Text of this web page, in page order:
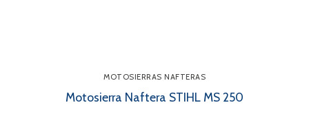
MOTOSIERRAS NAFTERAS
Motosierra Naftera STIHL MS 250